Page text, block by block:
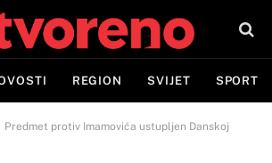
REGION SVIJET SPORT
Predmet protiv Imamovića ustupljen Danskoj